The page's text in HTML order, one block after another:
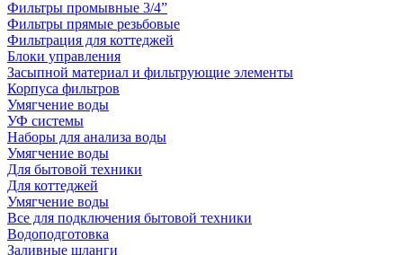
Фильтры промывные 3/4”
Фильтры прямые резьбовые
Фильтрация для коттеджей
Блоки управления
Засыпной материал и фильтрующие элементы
Корпуса фильтров
Умягчение воды
УФ системы
Наборы для анализа воды
Умягчение воды
Для бытовой техники
Для коттеджей
Умягчение воды
Все для подключения бытовой техники
Водоподготовка
Заливные шланги